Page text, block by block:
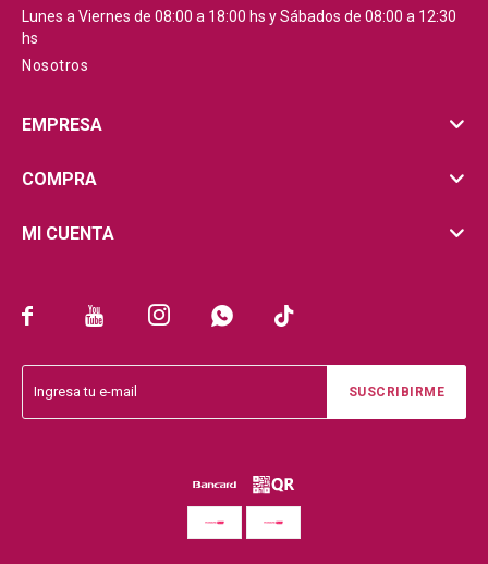
    
SUSCRIBIRME
Lunes a Viernes de 08:00 a 18:00 hs y Sábados de 08:00 a 12:30
hs
Nosotros
EMPRESA
COMPRA
MI CUENTA